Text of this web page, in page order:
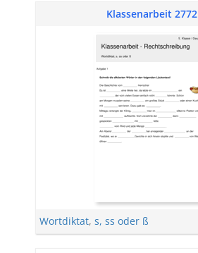
Klassenarbeit 2772
Wortdiktat, s, ss oder ß